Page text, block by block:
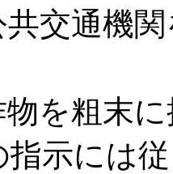
共交通機
物を粗末
指示には